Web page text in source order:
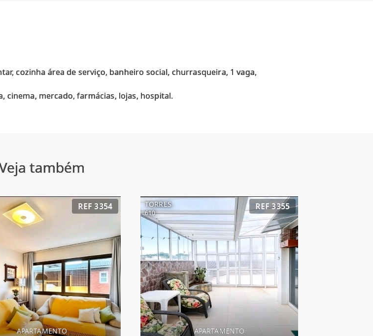
cozinha área de serviço, banheiro social, churrasqueira, 1 vaga,
cinema, mercado, farmácias, lojas, hospital.
também
REF 3354
APARTAMENTO
TORRES
610
REF 3355
APARTAMENTO